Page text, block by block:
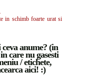
in schimb foarte urat si
anume? (in
care nu gasesti
/ etichete,
aici! :)